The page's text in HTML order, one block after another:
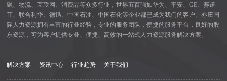
融、物流、互联网、消费品等众多行业，世界五百强如华为、平安、GE、赛诺
菲、联合利华、德迅、中国石油、中国石化等企业都已成为我们的客户。亦庄国
际人力资源拥有丰富的行业经验，专业的服务团队，便捷的服务平台，良好的股
东资源，可为客户提供专业、便捷、高效的一站式人力资源服务解决方案。
解决方案 资讯中心 行业趋势 关于我们